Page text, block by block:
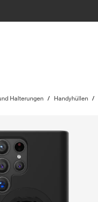
Halterungen / Handyhüllen /